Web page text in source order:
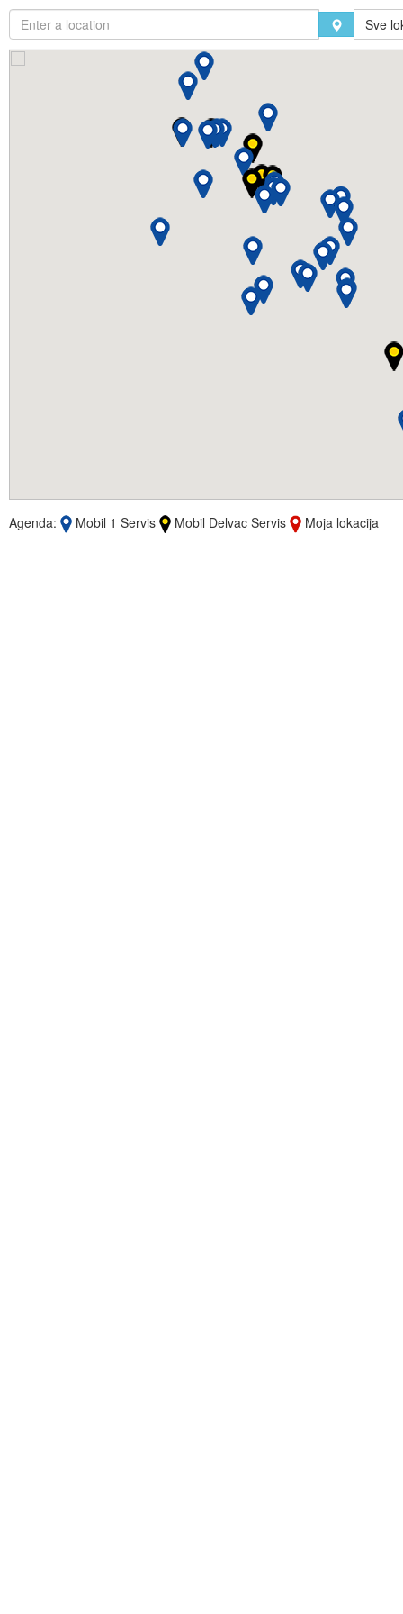
Sve
Agenda: Mobil 1 Servis Mobil Delvac Servis Moja lokacija